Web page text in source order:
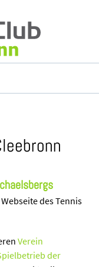
des Tennis
Verein
der